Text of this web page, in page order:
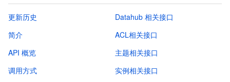
更新历史
简介
API 概览
调用方式
Datahub 相关接口
ACL相关接口
主题相关接口
实例相关接口